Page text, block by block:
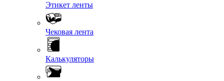
Этикет ленты
Чековая лента
Калькуляторы